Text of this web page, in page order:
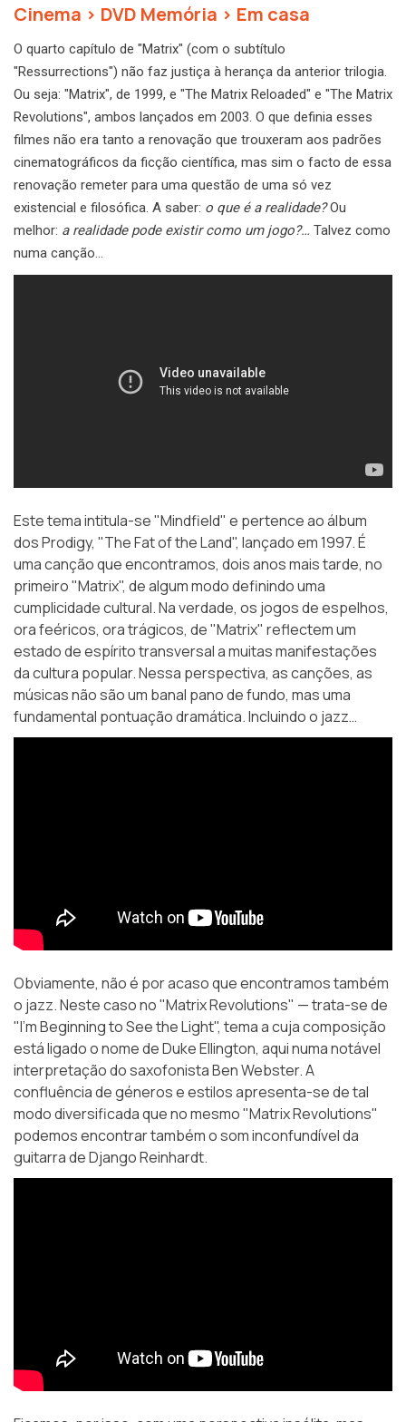
Cinema > DVD Memória > Em casa
O quarto capítulo de "Matrix" (com o subtítulo
"Ressurrections") não faz justiça à herança da anterior trilogia.
Ou seja: "Matrix", de 1999, e "The Matrix Reloaded" e "The Matrix
Revolutions", ambos lançados em 2003. O que definia esses
filmes não era tanto a renovação que trouxeram aos padrões
cinematográficos da ficção científica, mas sim o facto de essa
renovação remeter para uma questão de uma só vez
existencial e filosófica. A saber: o que é a realidade?Ou
melhor: a realidade pode existir como um jogo?… Talvez como
numa canção…
Este tema intitula-se "Mindfield" e pertence ao álbum
dos Prodigy, "The Fat of the Land", lançado em 1997. É
uma canção que encontramos, dois anos mais tarde, no
primeiro "Matrix", de algum modo definindo uma
cumplicidade cultural. Na verdade, os jogos de espelhos,
ora feéricos, ora trágicos, de "Matrix" reflectem um
estado de espírito transversal a muitas manifestações
da cultura popular. Nessa perspectiva, as canções, as
músicas não são um banal pano de fundo, mas uma
fundamental pontuação dramática. Incluindo o jazz…
Obviamente, não é por acaso que encontramos também
o jazz. Neste caso no "Matrix Revolutions" — trata-se de
"I’m Beginning to See the Light", tema a cuja composição
está ligado o nome de Duke Ellington, aqui numa notável
interpretação do saxofonista Ben Webster. A
confluência de géneros e estilos apresenta-se de tal
modo diversificada que no mesmo "Matrix Revolutions"
podemos encontrar também o som inconfundível da
guitarra de Django Reinhardt.